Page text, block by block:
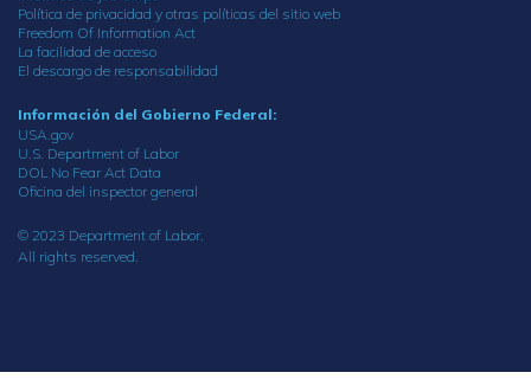
Política de privacidad y otras políticas del sitio web
Freedom Of Information Act
La facilidad de acceso
El descargo de responsabilidad
Información del Gobierno Federal:
USA.gov
U.S. Department of Labor
DOL No Fear Act Data
Oficina del inspector general
© 2023 Department of Labor.
All rights reserved.